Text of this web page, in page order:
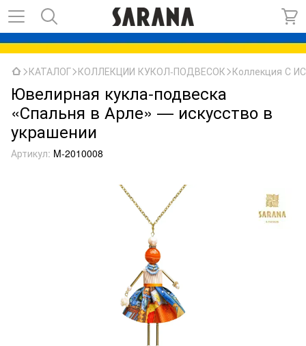
КАТАЛОГ КОЛЛЕКЦИИ КУКОЛ-ПОДВЕСОК Коллекция С
Ювелирная кукла-подвеска
«Спальня в Арле» — искусство в
украшении
Артикул: M-2010008